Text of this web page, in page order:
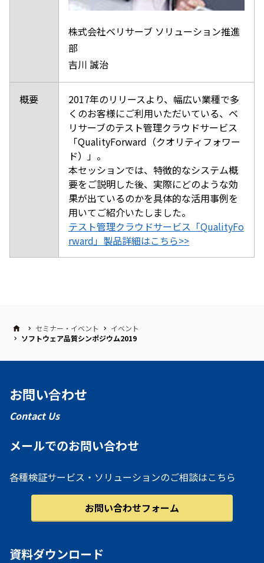
株式会社ベリサーブ ソリューション推進
部
吉川 誠治
概要
2017年のリリースより、幅広い業種で多
くのお客様にご利用いただいている、ベ
リサーブのテスト管理クラウドサービス
「QualityForward（クオリティフォワー
ド）」。
本セッションでは、特徴的なシステム概
要をご説明した後、実際にどのような効
果が出ているのかを具体的な活用事例を
用いてご紹介いたしました。
テスト管理クラウドサービス「QualityFo
rward」製品詳細はこちら>>
セミナー・イベント
イベント
ソフトウェア品質シンポジウム2019
お問い合わせ
Contact Us
メールでのお問い合わせ
各種検証サービス・ソリューションのご相談はこちら
お問い合わせフォーム
資料ダウンロード